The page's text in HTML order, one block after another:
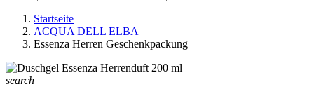
Startseite
ACQUA DELL ELBA
Essenza Herren Geschenkpackung
search